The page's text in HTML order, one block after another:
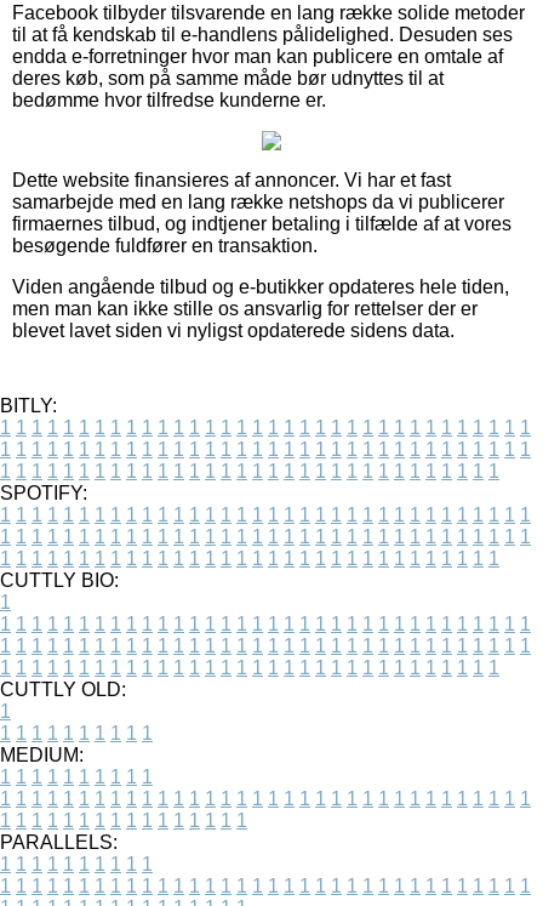
Facebook tilbyder tilsvarende en lang række solide metoder
til at få kendskab til e-handlens pålidelighed. Desuden ses
endda e-forretninger hvor man kan publicere en omtale af
deres køb, som på samme måde bør udnyttes til at
bedømme hvor tilfredse kunderne er.
Dette website finansieres af annoncer. Vi har et fast
samarbejde med en lang række netshops da vi publicerer
firmaernes tilbud, og indtjener betaling i tilfælde af at vores
besøgende fuldfører en transaktion.
Viden angående tilbud og e-butikker opdateres hele tiden,
men man kan ikke stille os ansvarlig for rettelser der er
blevet lavet siden vi nyligst opdaterede sidens data.
BITLY:
1 1 1 1 1 1 1 1 1 1 1 1 1 1 1 1 1 1 1 1 1 1 1 1 1 1 1 1 1 1 1 1 1 1
1 1 1 1 1 1 1 1 1 1 1 1 1 1 1 1 1 1 1 1 1 1 1 1 1 1 1 1 1 1 1 1 1 1
1 1 1 1 1 1 1 1 1 1 1 1 1 1 1 1 1 1 1 1 1 1 1 1 1 1 1 1 1 1 1 1
SPOTIFY:
1 1 1 1 1 1 1 1 1 1 1 1 1 1 1 1 1 1 1 1 1 1 1 1 1 1 1 1 1 1 1 1 1 1
1 1 1 1 1 1 1 1 1 1 1 1 1 1 1 1 1 1 1 1 1 1 1 1 1 1 1 1 1 1 1 1 1 1
1 1 1 1 1 1 1 1 1 1 1 1 1 1 1 1 1 1 1 1 1 1 1 1 1 1 1 1 1 1 1 1
CUTTLY BIO:
1
1 1 1 1 1 1 1 1 1 1 1 1 1 1 1 1 1 1 1 1 1 1 1 1 1 1 1 1 1 1 1 1 1 1
1 1 1 1 1 1 1 1 1 1 1 1 1 1 1 1 1 1 1 1 1 1 1 1 1 1 1 1 1 1 1 1 1 1
1 1 1 1 1 1 1 1 1 1 1 1 1 1 1 1 1 1 1 1 1 1 1 1 1 1 1 1 1 1 1 1
CUTTLY OLD:
1
1 1 1 1 1 1 1 1 1 1
MEDIUM:
1 1 1 1 1 1 1 1 1 1
1 1 1 1 1 1 1 1 1 1 1 1 1 1 1 1 1 1 1 1 1 1 1 1 1 1 1 1 1 1 1 1 1 1
1 1 1 1 1 1 1 1 1 1 1 1 1 1 1 1
PARALLELS:
1 1 1 1 1 1 1 1 1 1
1 1 1 1 1 1 1 1 1 1 1 1 1 1 1 1 1 1 1 1 1 1 1 1 1 1 1 1 1 1 1 1 1 1